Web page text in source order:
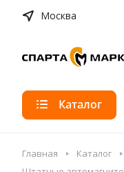
Москва
Каталог
Главная Каталог